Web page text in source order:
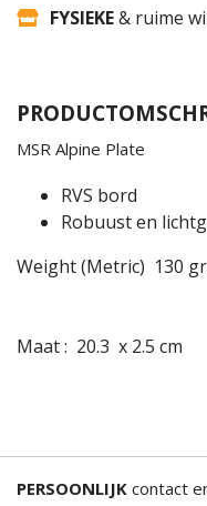
FYSIEKE& ruime
MSR Alpine Plate
RVS bord
Robuust en
Weight (Metric) 130
Maat : 20.3 x 2.5 cm
PERSOONLIJK contact